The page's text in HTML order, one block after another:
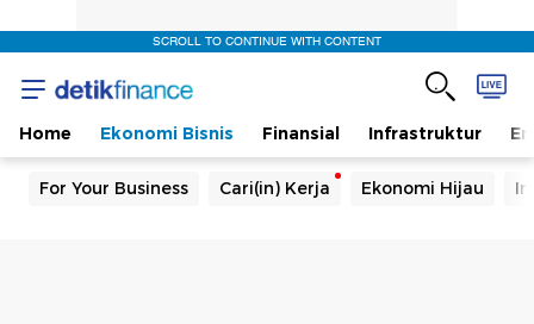
SCROLL TO CONTINUE WITH CONTENT
Home Ekonomi Bisnis Finansial Infrastruktur
For Your Business Cari(in) Kerja Ekonomi Hijau